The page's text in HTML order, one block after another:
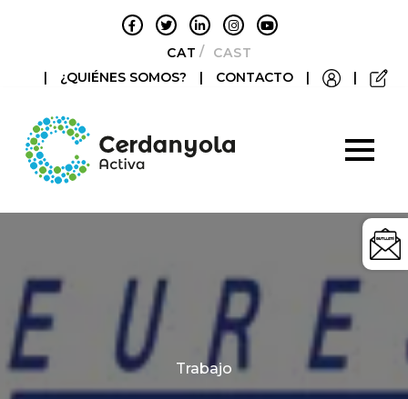
CATALÀCASTELLANO
|
¿QUIÉNES SOMOS? | CONTACTO | |
Categories
Trabajo